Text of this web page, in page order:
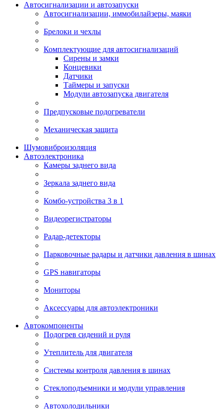
Автосигнализации и автозапуски
Автосигнализации, иммобилайзеры, маяки
Брелоки и чехлы
Комплектующие для автосигнализаций
Сирены и замки
Концевики
Датчики
Таймеры и запуски
Модули автозапуска двигателя
Предпусковые подогреватели
Механическая защита
Шумовиброизоляция
Автоэлектроника
Камеры заднего вида
Зеркала заднего вида
Комбо-устройства 3 в 1
Видеорегистраторы
Радар-детекторы
Парковочные радары и датчики давления в шинах
GPS навигаторы
Мониторы
Аксессуары для автоэлектроники
Автокомпоненты
Подогрев сидений и руля
Утеплитель для двигателя
Системы контроля давления в шинах
Стеклоподъемники и модули управления
Автохолодильники